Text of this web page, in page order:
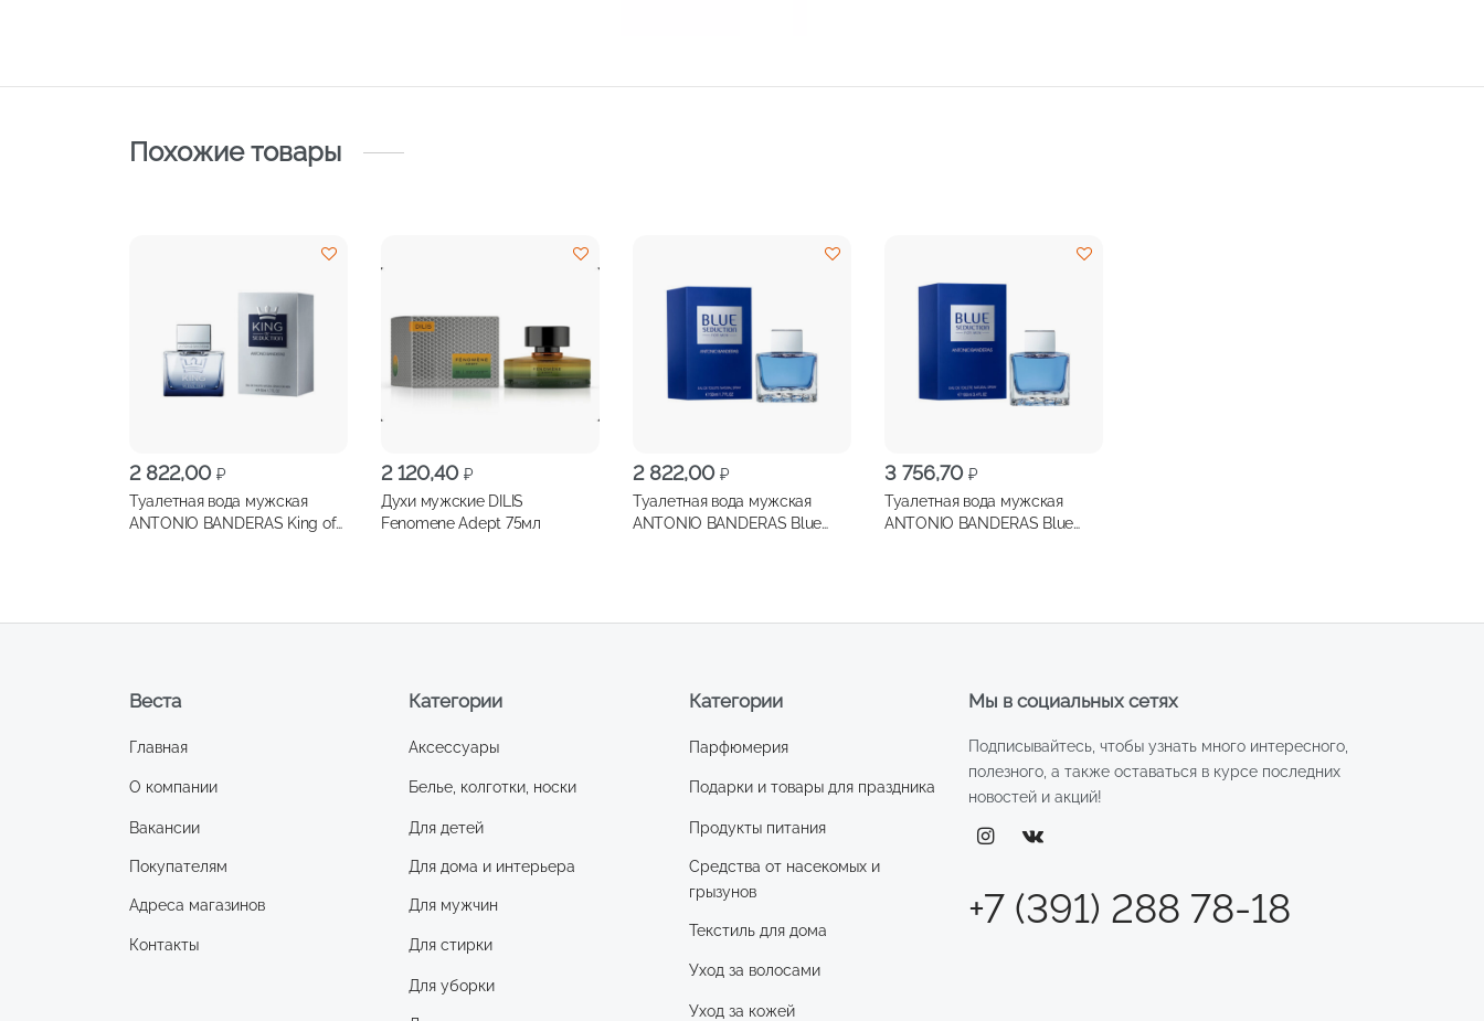
Похожие товары
2 822,00 ₽
Туалетная вода мужская
ANTONIO BANDERAS King of
2 120,40 ₽
Духи мужские DILIS
Fenomene Adept 75мл
2 822,00 ₽
Туалетная вода мужская
ANTONIO BANDERAS Blue
3 756,70 ₽
Туалетная вода мужская
ANTONIO BANDERAS Blue
Мы в социальных сетях
Подписывайтесь, чтобы узнать много интересного,
полезного, а также оставаться в курсе последних
новостей и акций!
+7 (391) 288 78-18
Категории
Аксессуары
Белье, колготки, носки
Для детей
Для дома и интерьера
Для мужчин
Для стирки
Для уборки
Категории
Парфюмерия
Подарки и товары для праздника
Продукты питания
Средства от насекомых и
грызунов
Текстиль для дома
Уход за волосами
Уход за кожей
Веста
Главная
О компании
Вакансии
Покупателям
Адреса магазинов
Контакты